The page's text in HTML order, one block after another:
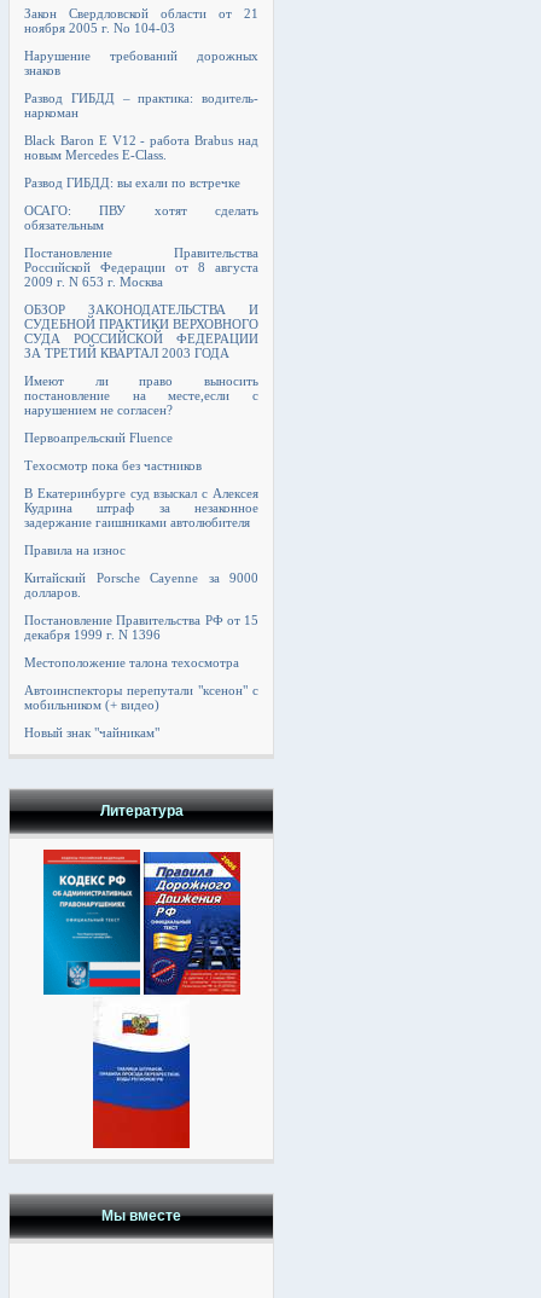
Закон Свердловской области от 21
ноября 2005 г. No 104-03
Нарушение требований дорожных
знаков
Развод ГИБДД – практика: водитель-
наркоман
Black Baron E V12 - работа Brabus над
новым Mercedes E-Class.
Развод ГИБДД: вы ехали по встречке
ОСАГО: ПВУ хотят сделать
обязательным
Постановление Правительства
Российской Федерации от 8 августа
2009 г. N 653 г. Москва
ОБЗОР ЗАКОНОДАТЕЛЬСТВА И
СУДЕБНОЙ ПРАКТИКИ ВЕРХОВНОГО
СУДА РОССИЙСКОЙ ФЕДЕРАЦИИ
ЗА ТРЕТИЙ КВАРТАЛ 2003 ГОДА
Имеют ли право выносить
постановление на месте,если с
нарушением не согласен?
Первоапрельский Fluence
Техосмотр пока без частников
В Екатеринбурге суд взыскал с Алексея
Кудрина штраф за незаконное
задержание гаишниками автолюбителя
Правила на износ
Китайский Porsche Cayenne за 9000
долларов.
Постановление Правительства РФ от 15
декабря 1999 г. N 1396
Местоположение талона техосмотра
Автоинспекторы перепутали "ксенон" с
мобильником (+ видео)
Новый знак "чайникам"
Литература
Мы вместе